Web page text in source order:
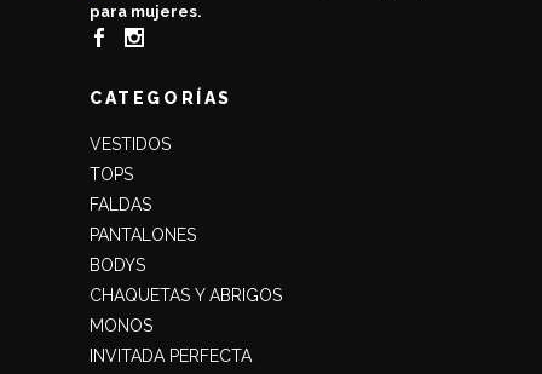
para mujeres.
CATEGORÍAS
VESTIDOS
TOPS
FALDAS
PANTALONES
BODYS
CHAQUETAS Y ABRIGOS
MONOS
INVITADA PERFECTA